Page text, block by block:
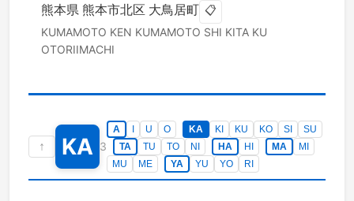
熊本県 熊本市北区 大鳥居町 📋
KUMAMOTO KEN KUMAMOTO SHI KITA KU
OTORIIMACHI
↑ KA 3
A U O KA KI KU KO SI
SU
TA
TU TO NI HA HI MA
MI
MU
ME YA YU YO RI